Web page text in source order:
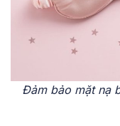
Đảm bảo mặt nạ